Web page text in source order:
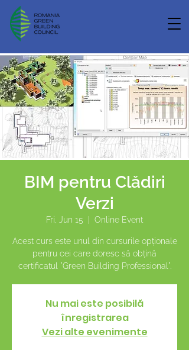
BIM pentru Clădiri
Verzi
Fri, Jun 15 Online Event
Acest curs este unul din cursurile opționale
pentru cei care doresc să obțină
certificatul "Green Building Professional".
Nu mai este posibilă
înregistrarea
Vezi alte evenimente